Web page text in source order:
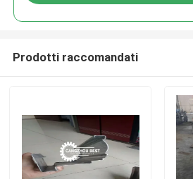
Prodotti raccomandati